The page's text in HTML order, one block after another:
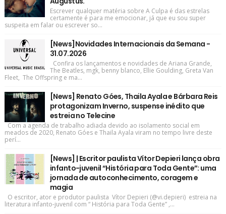
Escrever qualquer matéria sobre A Culpa é das estrelas
certamente é para me emocionar, já que eu sou super
suspeita em falar ou escrever so...
[News]Novidades Internacionais da Semana -
31.07.2026
Confira os lançamentos e novidades de Ariana Grande,
The Beatles, mgk, benny blanco, Ellie Goulding, Greta Van
Fleet, The Offspring e ma...
[News] Renato Góes, Thaila Ayala e Bárbara Reis
protagonizam Inverno, suspense inédito que
estreia no Telecine
Com a agenda de trabalho adiada devido ao isolamento social em
meados de 2020, Renato Góes e Thaila Ayala viram no tempo livre deste
perí...
[News] | Escritor paulista Vítor Depieri lança obra
infanto-juvenil “História para Toda Gente”: uma
jornada de autoconhecimento, coragem e
magia
O escritor, ator e produtor paulista Vítor Depieri (@vi.depieri) estreia na
literatura infanto-juvenil com “ História para Toda Gente” ,...